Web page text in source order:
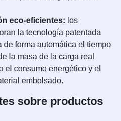
eco-eficientes: los
la tecnología patentada
de forma automática el tiempo
la masa de la carga real
el consumo energético y el
embolsado.
sobre productos